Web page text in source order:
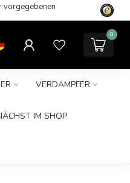
vorgegebenen
0
VERDAMPFER
IM SHOP